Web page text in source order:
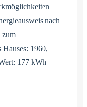
nach
zum
Hauses: 1960,
177 kWh